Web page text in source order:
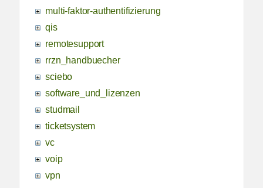
multi-faktor-authentifizierung
qis
remotesupport
rrzn_handbuecher
sciebo
software_und_lizenzen
studmail
ticketsystem
vc
voip
vpn